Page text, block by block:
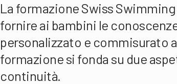
La formazione Swiss
fornire ai bambini le
personalizzato e commisurato
formazione si fonda su due
continuità.